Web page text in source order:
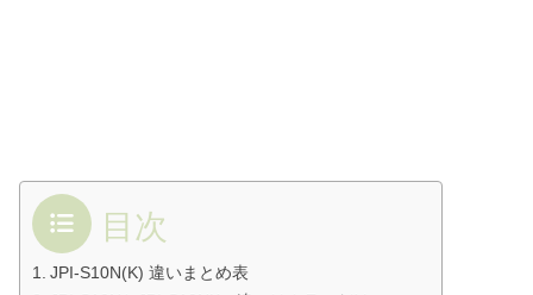
目次
JPI-S10N(K) 違いまとめ表